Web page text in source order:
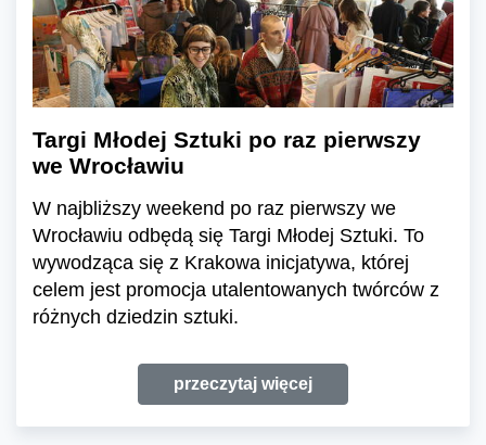
Targi Młodej Sztuki po raz pierwszy
we Wrocławiu
W najbliższy weekend po raz pierwszy we
Wrocławiu odbędą się Targi Młodej Sztuki. To
wywodząca się z Krakowa inicjatywa, której
celem jest promocja utalentowanych twórców z
różnych dziedzin sztuki.
przeczytaj więcej